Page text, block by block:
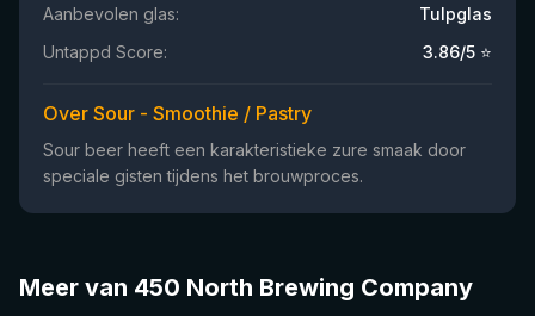
Aanbevolen glas:
Tulpglas
Untappd Score:
3.86/5 ⭐
Over Sour - Smoothie / Pastry
Sour beer heeft een karakteristieke zure smaak door
speciale gisten tijdens het brouwproces.
Meer van 450 North Brewing Company